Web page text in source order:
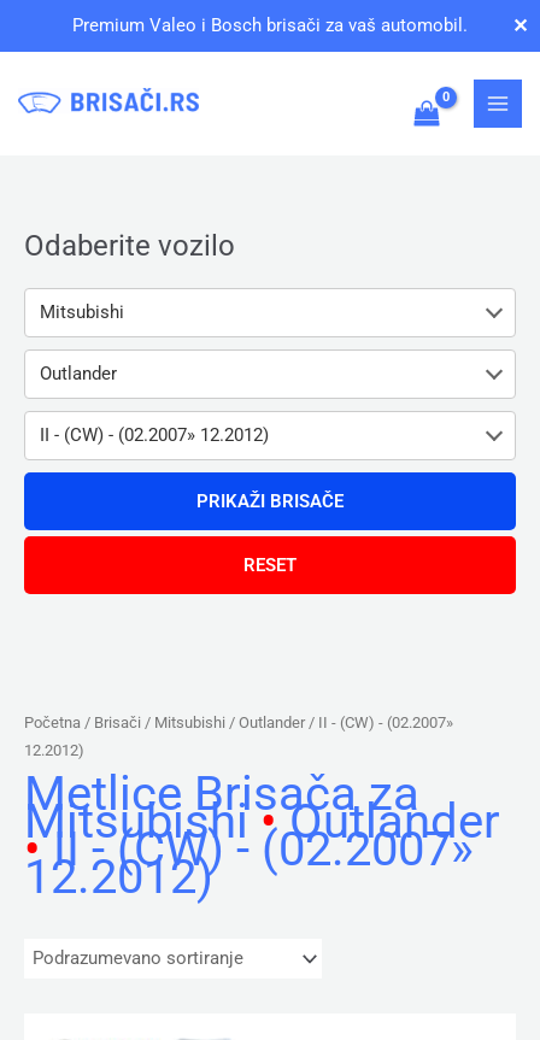
Premium Valeo i Bosch brisači za vaš automobil. ✕
Odaberite vozilo
Mitsubishi
Outlander
II - (CW) - (02.2007» 12.2012)
Početna / Brisači / Mitsubishi / Outlander/ II - (CW) - (02.2007»
12.2012)
Metlice Brisača za
Mitsubishi•Outlander
•II - (CW) - (02.2007»
12.2012)